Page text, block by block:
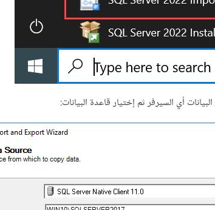
أي السيرفر ثم إختيار قاعدة البيانات: